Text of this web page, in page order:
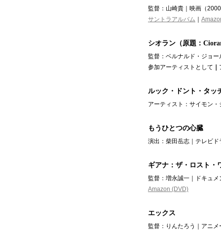
監督：山崎貴｜映画（
サントラアルバム
シオラン（原題：
監督：ベルナルド・ジョ
参加アーティストとして
ルック・ドント・タッ
アーティスト：サイモン
もうひとつの心臓
演出：柴田岳志｜テレビ
ギアナ：ザ・ロスト・
監督：増永誠一｜ドキュ
Amazon (DVD)
エックス
監督：りんたろう｜アニ